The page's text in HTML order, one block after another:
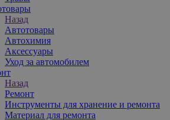
Назад
Автотовары
Автохимия
Аксессуары
Уход за автомобилем
Назад
Ремонт
Инструменты для хранение и ремонта
Материал для ремонта